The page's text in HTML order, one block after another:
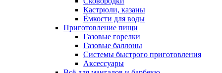
Кастрюли, казаны
Ёмкости для воды
Приготовление пищи
Газовые горелки
Газовые баллоны
Системы быстрого приготовления
Аксессуары